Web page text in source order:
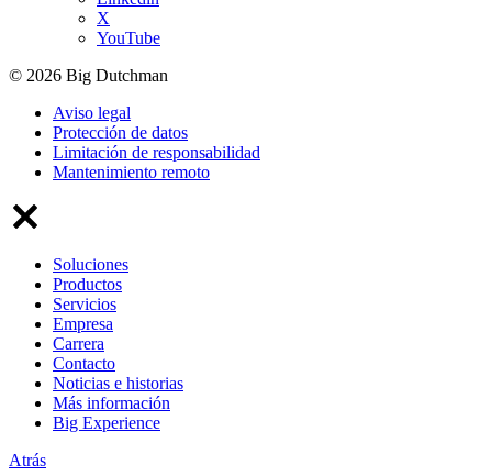
X
YouTube
© 2026 Big Dutchman
Aviso legal
Protección de datos
Limitación de responsabilidad
Mantenimiento remoto
Soluciones
Productos
Servicios
Empresa
Carrera
Contacto
Noticias e historias
Más información
Big Experience
Atrás